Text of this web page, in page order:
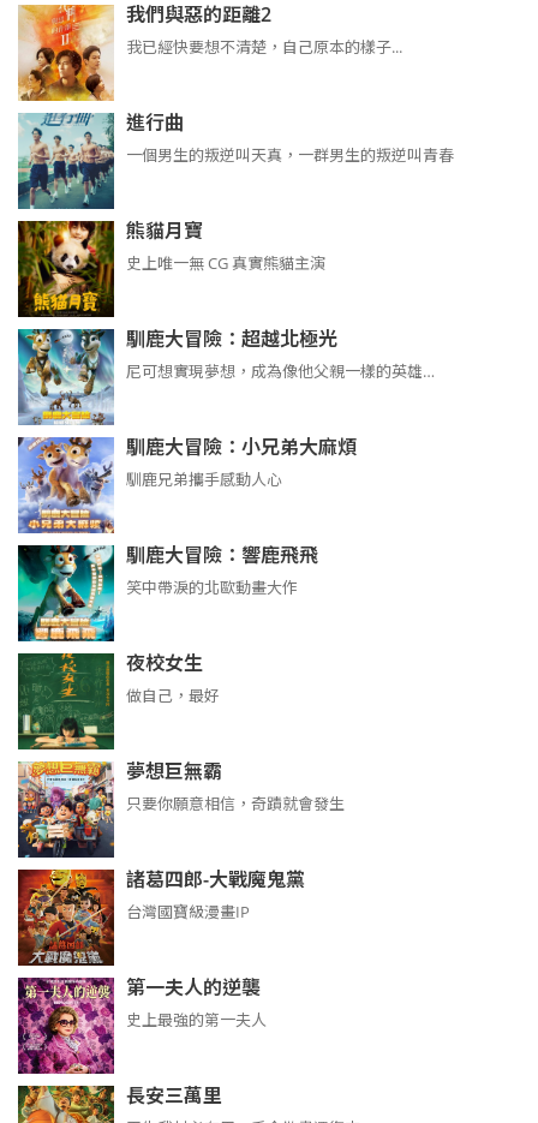
我們與惡的距離2
我已經快要想不清楚，自己原本的樣子...
進行曲
​​​一個男生的叛逆叫天真，一群男生的叛逆叫青春
熊貓月寶
史上唯一無 CG 真實熊貓主演
馴鹿大冒險：超越北極光
尼可想實現夢想，成為像他父親一樣的英雄…
馴鹿大冒險：小兄弟大麻煩
馴鹿兄弟攜手感動人心
馴鹿大冒險：響鹿飛飛
笑中帶淚的北歐動畫大作
夜校女生
做自己，最好
夢想巨無霸
只要你願意相信，奇蹟就會發生
諸葛四郎-大戰魔鬼黨
台灣國寶級漫畫IP
第一夫人的逆襲
史上最強的第一夫人
長安三萬里